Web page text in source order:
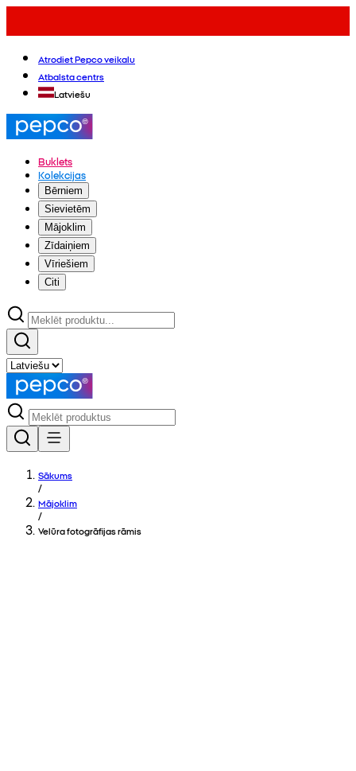
Atrodiet Pepco veikalu
Atbalsta centrs
Latviešu
Buklets
Kolekcijas
Bērniem
Sievietēm
Mājoklim
Zīdaiņiem
Vīriešiem
Citi
Sākums
/
Mājoklim
/
Velūra fotogrāfijas rāmis